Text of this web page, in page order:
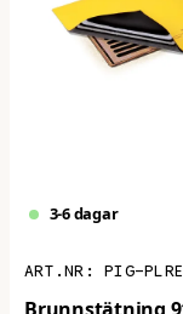
3-6 dagar
PIG-